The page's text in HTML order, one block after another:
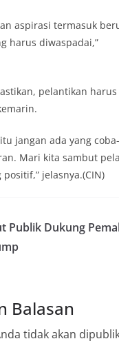
aspirasi termasuk
harus diwaspadai,”
pelantikan
jangan ada yang
Mari kita sambut
jelasnya.(CIN)
Publik Dukung
Balasan
tidak akan